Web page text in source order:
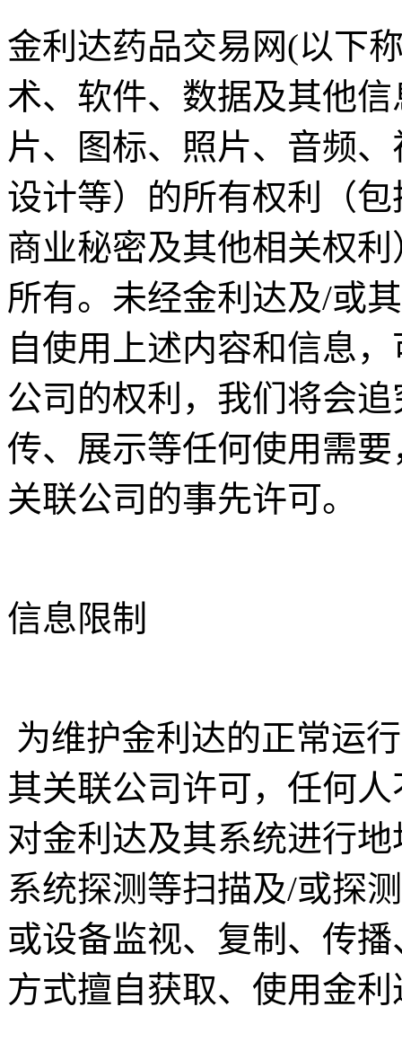
金利达药品交易网(以下
术、软件、数据及其他
片、图标、照片、音频
设计等）的所有权利（
商业秘密及其他相关权
所有。未经金利达及/或
自使用上述内容和信息
公司的权利，我们将会
传、展示等任何使用需
关联公司的事先许可。
信息限制
为维护金利达的正常运
其关联公司许可，任何
对金利达及其系统进行
系统探测等扫描及/或探
或设备监视、复制、传
方式擅自获取、使用金